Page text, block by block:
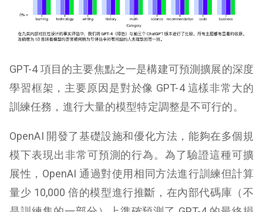
GPT-4 項目的主要焦點之一是構建可預測擴展的深度
學習框架，主要原因是對於像 GPT-4 這樣非常大的
訓練任務，進行大量的模型特定調整是不可行的。
OpenAI 開發了基礎設施和優化方法，能夠在多個規
模下表現出非常可預測的行為。為了驗證這種可擴
展性，OpenAI 通過對使用相同方法進行訓練但計算
量少 10,000 倍的模型進行推斷，在內部代碼庫（不